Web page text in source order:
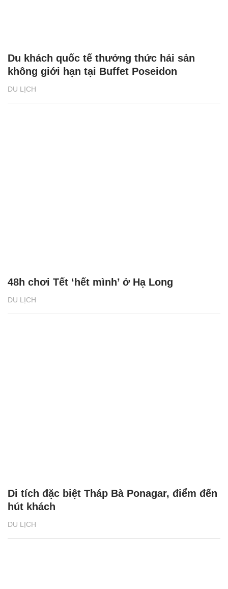
DU LỊCH
Du khách quốc tế thưởng thức hải sản
không giới hạn tại Buffet Poseidon
DU LỊCH
48h chơi Tết ‘hết mình’ ở Hạ Long
DU LỊCH
Di tích đặc biệt Tháp Bà Ponagar, điểm đến
hút khách